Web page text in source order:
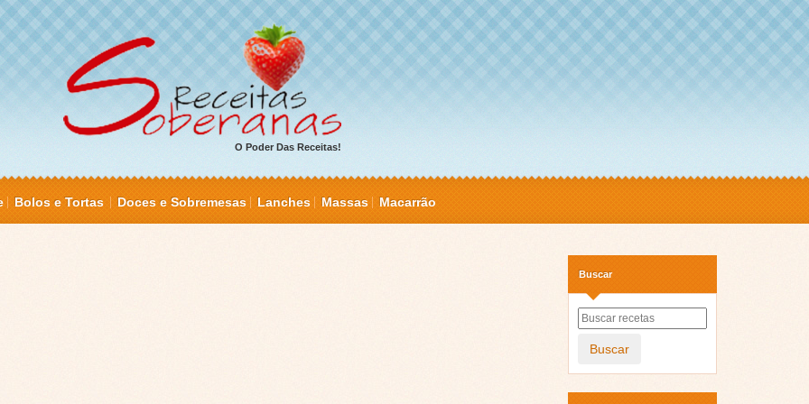
O Poder Das Receitas!
Bolos e Tortas Doces e Sobremesas Lanches Massas Macarrão
Buscar
Buscar